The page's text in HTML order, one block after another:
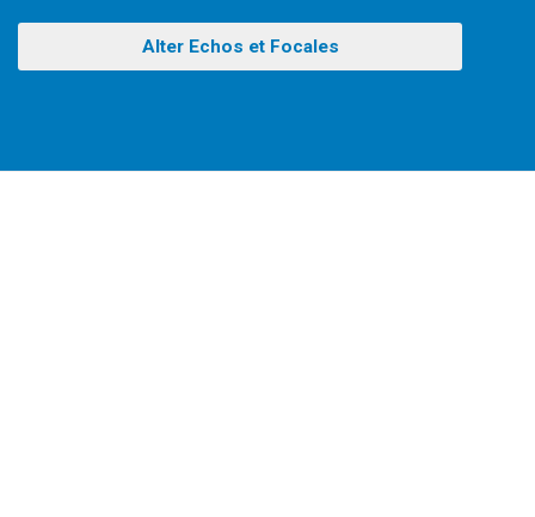
Alter Echos et Focales